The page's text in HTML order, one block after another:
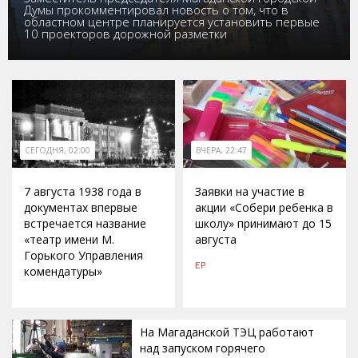
Думы прокомментировал новость о том, что в
областном центре планируется установить первые
10 проекторов дорожной разметки
СЕГОДНЯ, 02:00
7 августа 1938 года в
документах впервые
встречается название
«театр имени М.
Горького Управления
комендатуры»
ВЧЕРА, 22:47
Заявки на участие в
акции «Собери ребенка в
школу» принимают до 15
августа
ЕР
На Магаданской ТЭЦ работают
над запуском горячего